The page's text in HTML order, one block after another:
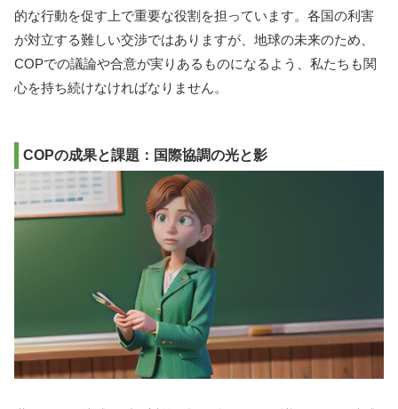
的な行動を促す上で重要な役割を担っています。各国の利害
が対立する難しい交渉ではありますが、地球の未来のため、
COPでの議論や合意が実りあるものになるよう、私たちも関
心を持ち続けなければなりません。
COPの成果と課題：国際協調の光と影